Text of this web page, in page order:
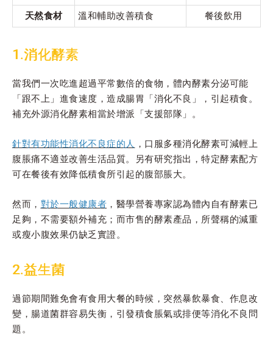
天然食材 溫和輔助改善積食 餐後飲用
1.消化酵素
當我們一次吃進超過平常數倍的食物，體內酵素分泌可能
「跟不上」進食速度，造成腸胃「消化不良」，引起積食。
補充外源消化酵素相當於增派「支援部隊」。
針對有功能性消化不良症的人 ，口服多種消化酵素可減輕上
腹脹痛不適並改善生活品質。另有研究指出，特定酵素配方
可在餐後有效降低積食所引起的腹部脹大。
然而， 對於一般健康者 ，醫學營養專家認為體內自有酵素已
足夠，不需要額外補充；而市售的酵素產品，所聲稱的減重
或瘦小腹效果仍缺乏實證。
2.益生菌
過節期間難免會有食用大餐的時候，突然暴飲暴食、作息改
變，腸道菌群容易失衡，引發積食脹氣或排便等消化不良問
題。